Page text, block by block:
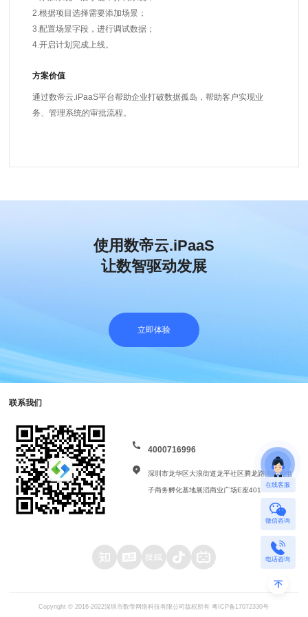
2.根据项目选择需要添加场景；
3.配置场景字段，进行调试数据；
4.开启计划完成上线。
方案价值
通过数帝云.iPaaS平台帮助企业打破数据孤岛，帮助客户实现业
务、管理系统的审批流程。
使用数帝云.iPaaS
让数智驱动发展
立即体验
联系我们
4000716996
深圳市龙华区大浪街道龙平社区腾龙路淘金地电
子商务孵化基地展滔商业广场E座401
Copyright © 2016-2022深圳市数帝网络科技有限公司版权所有 粤ICP备17072330号
在线客服
微信咨询
电话咨询